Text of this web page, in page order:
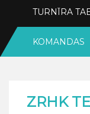
TURNĪRA
KOMANDAS
ZRHK